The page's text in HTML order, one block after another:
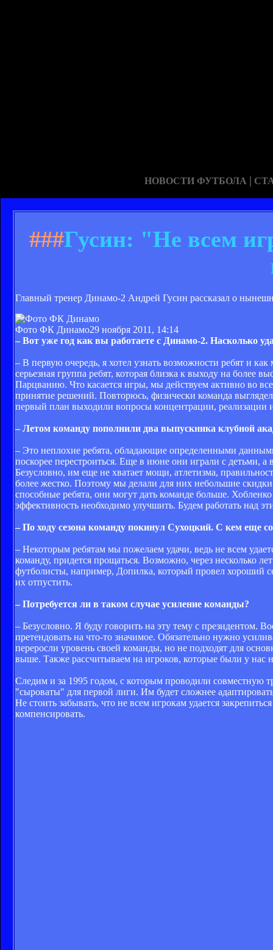
НОВОСТИ ФУТБОЛА |
###Гусин: "Не всем
Главный тренер Динамо-2 Андрей Гусин рассказал о
Фото ФК Динамо29 ноября 2011, 14:14
– Вот уже год как вы работаете с Динамо-2. Насколько
– В первую очередь, я хотел узнать возможности ребят и
серьезная группа ребят, которая близка к выходу на более
Парцванию. Что касается игры, мы действуем активно во
принятие решений. Повторюсь, физически команда
первый план выходили вопросы концентрации, реализации
– Летом команду пополнили два выпускника клубной
– Это неплохие ребята, обладающие определенными
поскорее перестроиться. Еще в июне они играли с детьми,
Безусловно, им еще не хватает мощи, атлетизма,
более жестко. Поэтому мы делали для них небольшие
способные ребята, они могут дать команде больше.
эффективность необходимо улучшить. Будем работать над
– По ходу сезона команду покинул Сухоцкий. С кем еще
– Некоторым ребятам мы пожелаем удачи, ведь не всем
команду, придется прощаться. Возможно, через несколько
футболисты, например, Допилка, который провел хороший
их отпустить.
– Потребуется ли в таком случае усиление команды?
– Безусловно. Я буду говорить на эту тему с президентом.
претендовать на что-то значимое. Обязательно нужно
переросли уровень своей команды, но не подходят для
выше. Также рассчитываем на игроков, которые были у нас
Следим и за 1995 годом, с которым проводили совместную
"сыроваты" для первой лиги. Им будет сложнее
Не стоить забывать, что не всем игрокам удается
компенсировать.